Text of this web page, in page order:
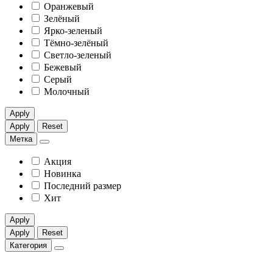
Оранжевый
Зелёный
Ярко-зеленый
Тёмно-зелёный
Светло-зеленый
Бежевый
Серый
Молочный
Apply
Apply
Reset
Метка
Акция
Новинка
Последний размер
Хит
Apply
Apply
Reset
Категория